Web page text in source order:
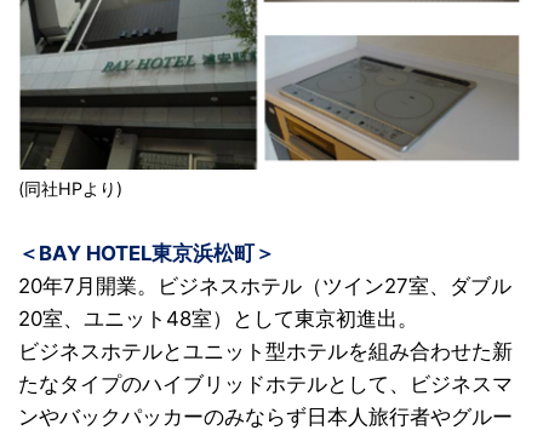
(同社HPより)
＜BAY HOTEL東京浜松町＞
20年7月開業。ビジネスホテル（ツイン27室、ダブル
20室、ユニット48室）として東京初進出。
ビジネスホテルとユニット型ホテルを組み合わせた新
たなタイプのハイブリッドホテルとして、ビジネスマ
ンやバックパッカーのみならず日本人旅行者やグルー